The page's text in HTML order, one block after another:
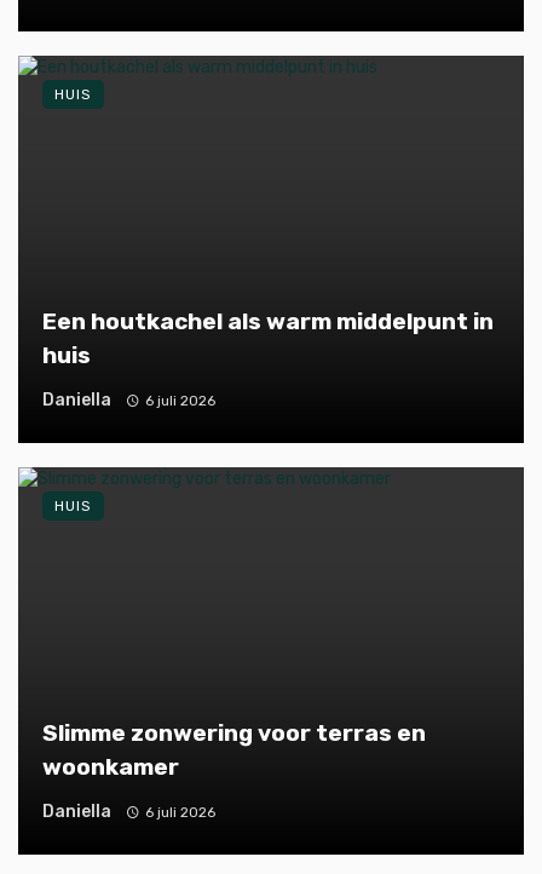
Een houtkachel als warm middelpunt in
huis
Daniella 6 juli 2026
HUIS
Slimme zonwering voor terras en
woonkamer
Daniella 6 juli 2026
HUIS